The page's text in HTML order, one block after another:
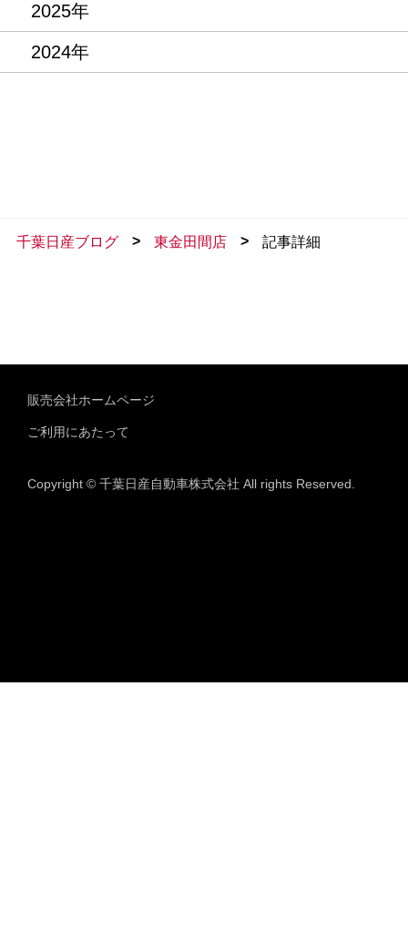
2025年
2024年
千葉日産ブログ > 東金田間店 > 記事詳細
販売会社ホームページ
ご利用にあたって
Copyright © 千葉日産自動車株式会社 All rights Reserved.